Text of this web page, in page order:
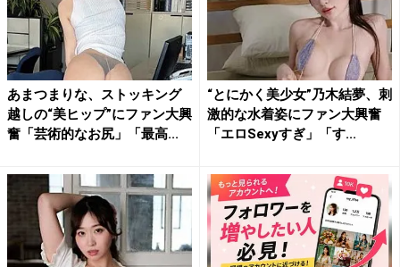
あまつまりな、ストッキング
越しの“美ヒップ”にファン大興
奮「芸術的なお尻」「最高...
“とにかく美少女”乃木結夢、刺
激的な水着姿にファン大興奮
「エロSexyすぎ」「す...